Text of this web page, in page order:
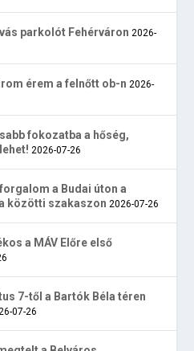
parkolót Fehérváron 2026-
érem a felnőtt ob-n 2026-
fokozatba a hőség,
2026-07-26
a Budai úton a
közötti szakaszon 2026-07-26
a MÁV Előre első
7-től a Bartók Béla téren
07-26